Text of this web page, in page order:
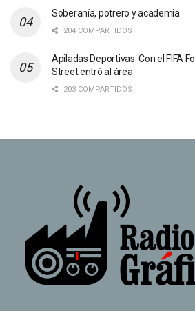
Soberanía, potrero y academia
204 COMPARTIDOS
Apiladas Deportivas: Con el FIFA
Street entró al área
203 COMPARTIDOS